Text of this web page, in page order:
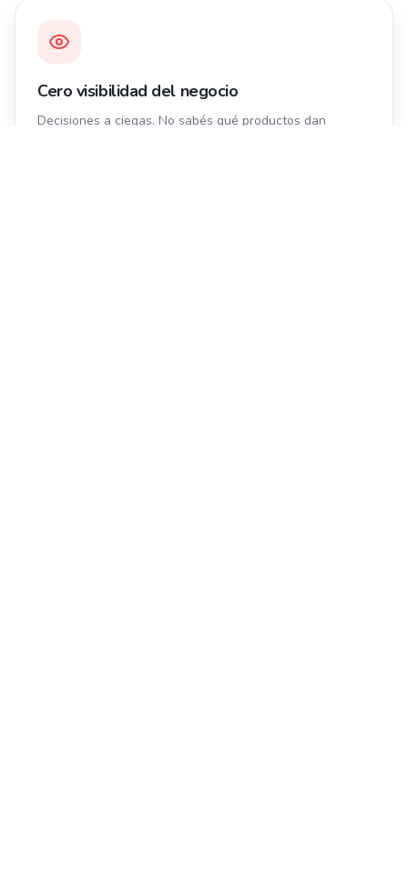
Cero visibilidad del negocio
Decisiones a ciegas. No sabés qué productos dan